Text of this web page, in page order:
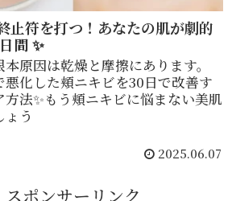
止符を打つ！あなたの肌が劇的
間 ✨
原因は乾燥と摩擦にあります。
悪化した頬ニキビを30日で改善す
方法✨もう頬ニキビに悩まない美肌
う
2025.06.07
スポンサーリンク